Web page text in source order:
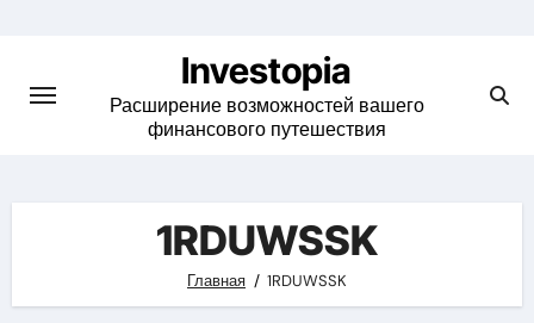
content
Investopia
Расширение возможностей вашего
финансового путешествия
1RDUWSSK
Главная 1RDUWSSK